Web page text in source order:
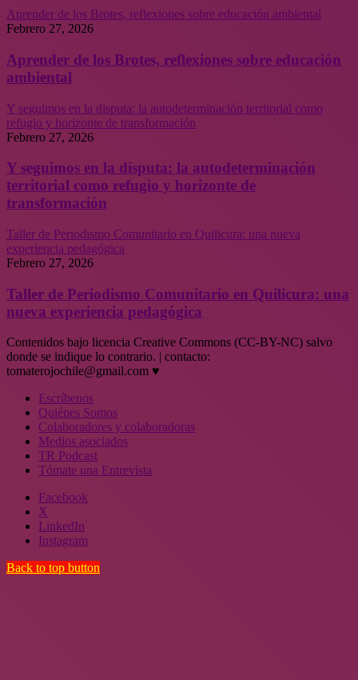
Aprender de los Brotes, reflexiones sobre educación ambiental
Febrero 27, 2026
Aprender de los Brotes, reflexiones sobre educación
ambiental
Y seguimos en la disputa: la autodeterminación territorial como
refugio y horizonte de transformación
Febrero 27, 2026
Y seguimos en la disputa: la autodeterminación
territorial como refugio y horizonte de
transformación
Taller de Periodismo Comunitario en Quilicura: una nueva
experiencia pedagógica
Febrero 27, 2026
Taller de Periodismo Comunitario en Quilicura: una
nueva experiencia pedagógica
Contenidos bajo licencia Creative Commons (CC-BY-NC) salvo
donde se indique lo contrario. | contacto:
tomaterojochile@gmail.com ♥
Escríbenos
Quiénes Somos
Colaboradores y colaboradoras
Medios asociados
TR Podcast
Tómate una Entrevista
Facebook
X
LinkedIn
Instagram
Back to top button